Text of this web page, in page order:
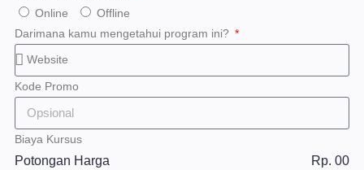
Online
Offline
Darimana kamu mengetahui program ini?
Kode Promo
Biaya Kursus
Potongan Harga Rp. 00